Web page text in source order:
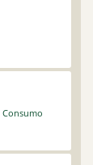
Consumo